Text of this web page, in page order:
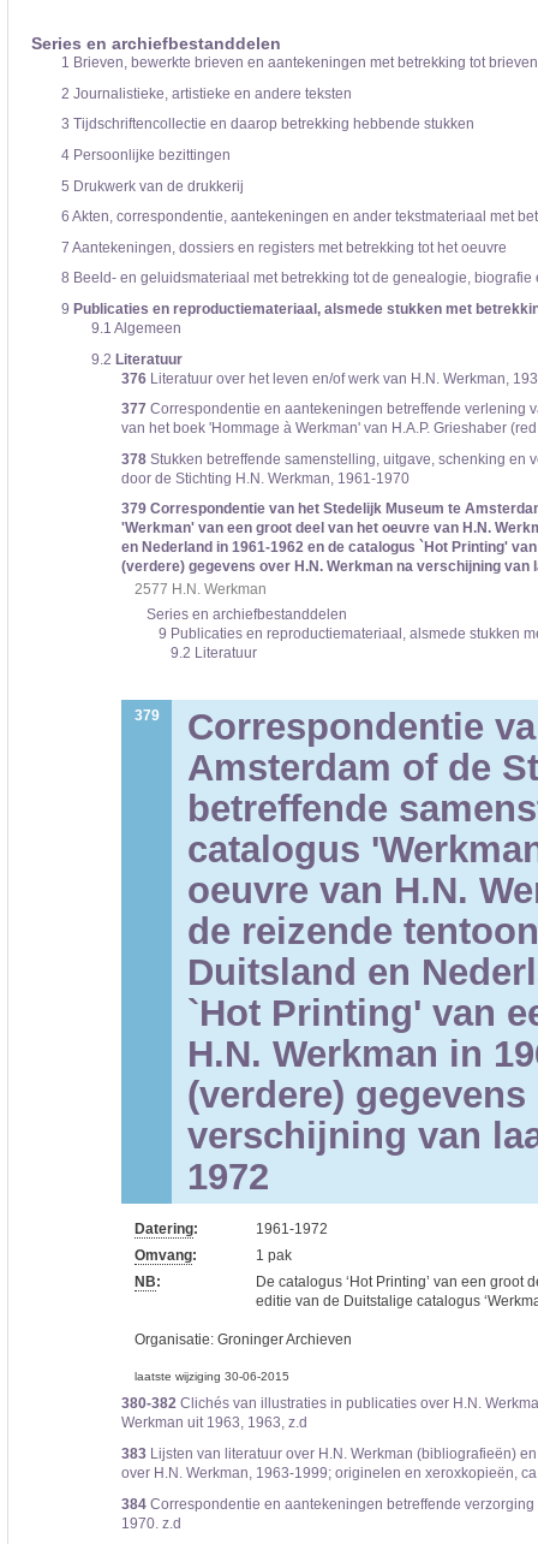
Bij het zoeken in de inventaris wordt de hiërarchie gevolgd. De rubrieken in
Series en archiefbestanddelen
1 Brieven, bewerkte brieven en aantekeningen met betrekking tot brieven
2 Journalistieke, artistieke en andere teksten
3 Tijdschriftencollectie en daarop betrekking hebbende stukken
4Persoonlijke bezittingen
5 Drukwerk van de drukkerij
6 Akten, correspondentie, aantekeningen en ander tekstmateriaal met
7 Aantekeningen, dossiers en registers met betrekking tot het oeuvre
8 Beeld- en geluidsmateriaal met betrekking tot de genealogie,
9 Publicaties en reproductiemateriaal, alsmede stukken met
9.1 Algemeen
9.2 Literatuur
376Literatuur over het leven en/of werk van H.N. Werkman,
377 Correspondentie en aantekeningen betreffende verlening
van het boek 'Hommage à Werkman' van H.A.P. Grieshaber
378Stukken betreffende samenstelling, uitgave, schenking en
door de Stichting H.N. Werkman, 1961-1970
379 Correspondentie van het Stedelijk Museum te
'Werkman' van een groot deel van het oeuvre van H.N.
en Nederland in 1961-1962 en de catalogus `Hot Printing'
(verdere) gegevens over H.N. Werkman na verschijning van
2577 H.N. Werkman
Series en archiefbestanddelen
9 Publicaties en reproductiemateriaal, alsmede stukken
9.2 Literatuur
379
Correspondentie
Amsterdam of de
betreffende
catalogus
oeuvre van H.N.
de reizende
Duitsland en
`Hot Printing' van
H.N. Werkman in
(verdere)
verschijning van
1972
Datering:
1961-1972
Omvang:
1 pak
NB:
De catalogus ‘Hot Printing’ van een
editie van de Duitstalige catalogus
Organisatie: Groninger Archieven
laatste wijziging 30-06-2015
380-382Clichés van illustraties in publicaties over H.N.
Werkman uit 1963, 1963, z.d
383Lijsten van literatuur over H.N. Werkman (bibliografieën)
over H.N. Werkman, 1963-1999; originelen en xeroxkopieën,
384Correspondentie en aantekeningen betreffende
1970. z.d